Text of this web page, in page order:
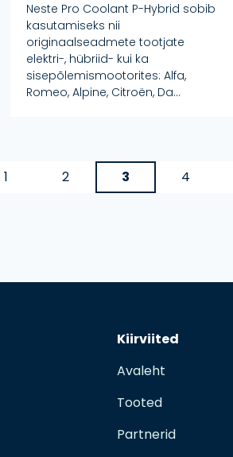
Neste Pro Coolant P-Hybrid sobib
kasutamiseks nii
originaalseadmete tootjate
elektri-, hübriid- kui ka
sisepõlemismootorites: Alfa,
Romeo, Alpine, Citroën, Da...
1 2 3 4
Kiirviited
Avaleht
Tooted
Partnerid